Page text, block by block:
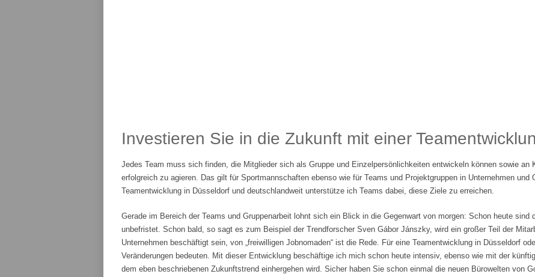
Investieren Sie in die Zukunft mit einer
Jedes Team muss sich finden, die Mitglieder sich als Gruppe und Einzelpersönlichkeiten entwickeln können sowie an
erfolgreich zu agieren. Das gilt für Sportmannschaften ebenso wie für Teams und Projektgruppen in Unternehmen und
Teamentwicklung in Düsseldorf und deutschlandweit unterstütze ich Teams dabei, diese Ziele zu erreichen.
Gerade im Bereich der Teams und Gruppenarbeit lohnt sich ein Blick in die Gegenwart von morgen: Schon heute sind
unbefristet. Schon bald, so sagt es zum Beispiel der Trendforscher Sven Gábor Jánszky, wird ein großer Teil der
Unternehmen beschäftigt sein, von „freiwilligen Jobnomaden“ ist die Rede. Für eine Teamentwicklung in Düsseldorf
Veränderungen bedeuten. Mit dieser Entwicklung beschäftige ich mich schon heute intensiv, ebenso wie mit der
dem eben beschriebenen Zukunftstrend einhergehen wird. Sicher haben Sie schon einmal die neuen Bürowelten von